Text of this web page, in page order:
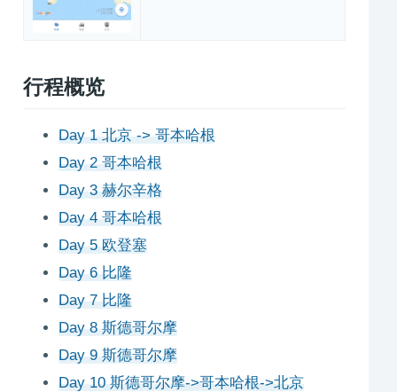
行程概览
Day 1 北京 -> 哥本哈根
Day 2 哥本哈根
Day 3 赫尔辛格
Day 4 哥本哈根
Day 5 欧登塞
Day 6 比隆
Day 7 比隆
Day 8 斯德哥尔摩
Day 9 斯德哥尔摩
Day 10 斯德哥尔摩->哥本哈根->北京